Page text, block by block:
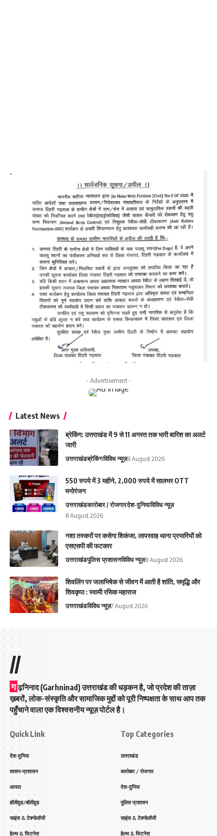
- Advertisement -
Latest News
ब्रेकिंग: उत्तराखंड में 9 से 11 अगस्त तक भारी बारिश का अलर्ट
जारी
उत्तराखंडब्रेकिंगविविध न्यूज़8 August 2026
550 रुपये में 3 महीने, 2,000 रुपये में सालभर OTT
मनोरंजन
उत्तराखंडकारोबार / रोजगारदेश-दुनियाविविध न्यूज़
8 August 2026
नशा तस्करों पर कसेगा शिकंजा, लापरवाह थाना प्रभारियों को
एसएसपी की फटकार
उत्तराखंडपुलिस प्रशासनविविध न्यूज़8 August 2026
शिवलिंग पर जलाभिषेक से जीवन में आती है शांति, समृद्धि और
शिवकृपा : स्वामी रसिक महाराज
उत्तराखंडविविध न्यूज़7 August 2026
//
ग ढ़निनाद (Garhninad) उत्तराखंड की धड़कन है, जो प्रदेश की ताज़ा
ख़बरों, लोक-संस्कृति और सामाजिक मुद्दों को पूरी निष्पक्षता के साथ आप तक
पहुँचाने वाला एक विश्वसनीय न्यूज़ पोर्टल है।
Quick Link
देश-दुनिया
शासन-प्रशासन
आपदा
हॉलीवुड/बॉलीवुड
साइंस & टेक्नोलॉजी
हेल्थ & फिटनेस
Top Categories
उत्तराखंड
कारोबार / रोजगार
देश-दुनिया
पुलिस प्रशासन
साइंस & टेक्नोलॉजी
हेल्थ & फिटनेस